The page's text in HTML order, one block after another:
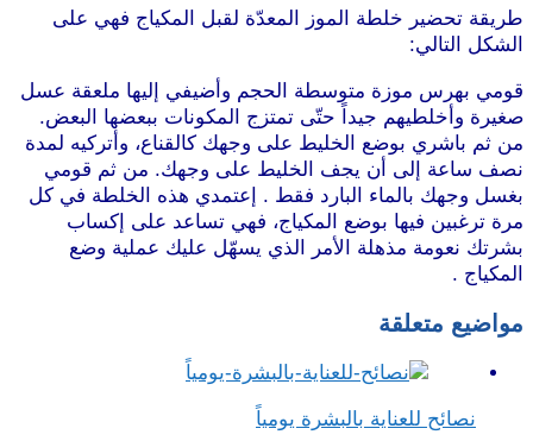
طريقة تحضير خلطة الموز المعدّة لقبل المكياج فهي على
الشكل التالي:
قومي بهرس موزة متوسطة الحجم وأضيفي إليها ملعقة عسل
صغيرة وأخلطيهم جيداً حتّى تمتزج المكونات ببعضها البعض.
من ثم باشري بوضع الخليط على وجهك كالقناع، وأتركيه لمدة
نصف ساعة إلى أن يجف الخليط على وجهك. من ثم قومي
بغسل وجهك بالماء البارد فقط . إعتمدي هذه الخلطة في كل
مرة ترغبين فيها بوضع المكياج، فهي تساعد على إكساب
بشرتك نعومة مذهلة الأمر الذي يسهّل عليك عملية وضع
المكياج .
مواضيع متعلقة
نصائح للعناية بالبشرة يومياً